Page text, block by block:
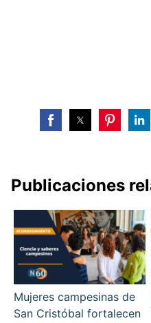
Publicaciones
Mujeres campesinas de
San Cristóbal fortalecen